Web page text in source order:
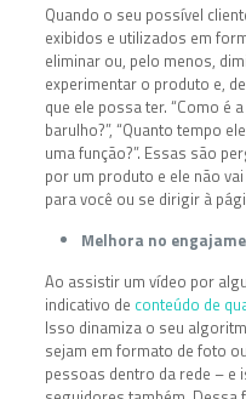
Quando o seu possível
exibidos e utilizados em
eliminar ou, pelo menos,
experimentar o produto e,
que ele possa ter. “Como é
barulho?”, “Quanto tempo
uma função?”. Essas são
por um produto e ele não
para você ou se dirigir à
Melhora no
Ao assistir um vídeo por
indicativo de conteúdo de
Isso dinamiza o seu
sejam em formato de foto
pessoas dentro da rede – e